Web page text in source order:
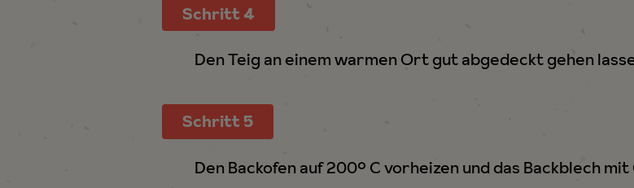
Schritt 4
Den Teig an einem warmen Ort gut abgedeckt gehen
Schritt 5
Den Backofen auf 200° C vorheizen und das Backblech